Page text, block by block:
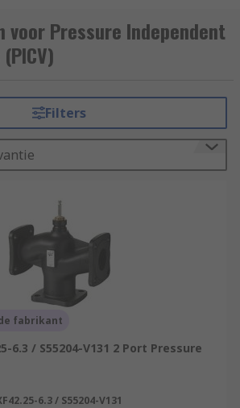
voor Pressure Independent
Filters
fabrikant
6.3 / S55204-V131 2 Port Pressure
6.3 / S55204-V131